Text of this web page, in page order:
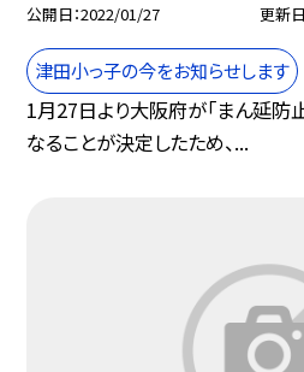
公開日 2022/01/27 更新日
津田小っ子の今をお知らせします
1月27日より大阪府が「まん延防
なることが決定したため、...